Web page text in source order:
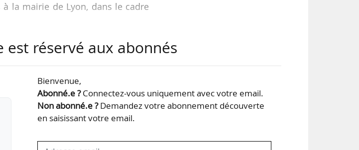
la mairie de Lyon, dans le cadre
2020 sous l’étiquette d’Europe
déclarés pour la Ville de Lyon …
est réservé aux abonnés
Bienvenue,
Abonné.e ?Connectez-vous uniquement avec votre email.
Non abonné.e ?Demandez votre abonnement découverte
en saisissant votre email.